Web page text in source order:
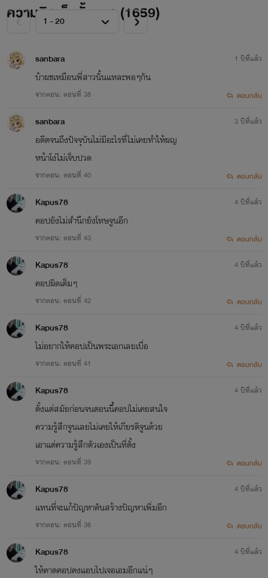
เลว บีบหัวใจ เจ็บปวดใจ (นางเอกจน
โง่ เซ่อ โดนหลอก แล้วแต่
สถานการณ์5555)
ถ้าเจอแต่เรื่องที่
พระเอกค่อนไปทางเลวไม่ต้องแปลก
ใจนะคะ 555555
ในอนาคตหากมีโอกาสอยากเขียน
แนวรักโรแมนติค สำหรับไรท์แล้ว
คอมเมนต์จากรีดเดอร์ทุกท่านนั้นมีค่า
กับจิตใจเสมอ กำลังใจหลักของไรท์
คือคอมเมนต์จากรีดเดอร์
ไรท์จะนำทุกคำติและชมอย่างมา
ปรับปรุงและพัฒนาให้ดียิ่งขึ้นค่ะ ยินดี
ท่านค่ะ รักรีดเดอร์เสมอ
ฆีตา 25/02/2561
ความคิดเห็นทั้งหมด (1659)
sanbara
บ้าผชเหมือนพี่สาวนั้นแหละพอๆกัน
จากตอน: ตอนที่ 38
1 ปีที่แล้ว
ตอบกลับ
sanbara
อดีตจนถึงปัจจุบันไม่มีอะไรที่ไม่เคยทำให้ผญ
หน้าโง่ไม่เจ็บปวด
จากตอน: ตอนที่ 40
3 ปีที่แล้ว
ตอบกลับ
Kapus78
คอปยังไม่สำนึกยังโทษจูนอีก
จากตอน: ตอนที่ 43
4 ปีที่แล้ว
ตอบกลับ
Kapus78
คอปผิดเต็มๆ
จากตอน: ตอนที่ 42
4 ปีที่แล้ว
ตอบกลับ
Kapus78
ไม่อยากให้คอปเป็นพระเอกเลยเบื่อ
จากตอน: ตอนที่ 41
4 ปีที่แล้ว
ตอบกลับ
Kapus78
ตั้งแต่สมัยก่อนจนตอนนี้คอปไม่เคยสนใจ
ความรู้สึกจูนเลยไม่เคยให้เกียรติจูนด้วย
เอาแต่ความรู้สึกตัวเองเป็นที่ตั้ง
จากตอน: ตอนที่ 39
4 ปีที่แล้ว
ตอบกลับ
Kapus78
แทนที่จะแก้ปัญหาดันสร้างปัญหาเพิ่มอีก
จากตอน: ตอนที่ 36
4 ปีที่แล้ว
ตอบกลับ
Kapus78
ให้คาดคอปคงแอบไปเจอเอมอีกแน่ๆ
4 ปีที่แล้ว